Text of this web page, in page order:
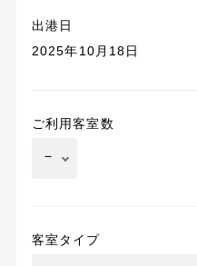
出港日
2025年10月18日
ご利用客室数
客室タイプ